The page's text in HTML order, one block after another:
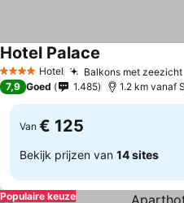
4 SterrenHotel Balkons met zeezicht
Hotel Palace
7,9 Goed 1.485 1.2 km vanaf
Van € 125
Bekijk prijzen van 14 sites
Populaire keuze